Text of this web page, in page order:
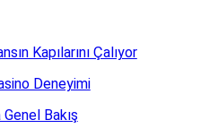
Kapılarını Çalıyor
Deneyimi
Bakış